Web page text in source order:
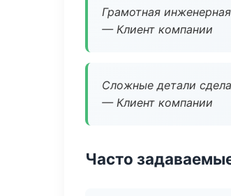
Грамотная
— Клиент компании
Сложные детали
— Клиент компании
Часто